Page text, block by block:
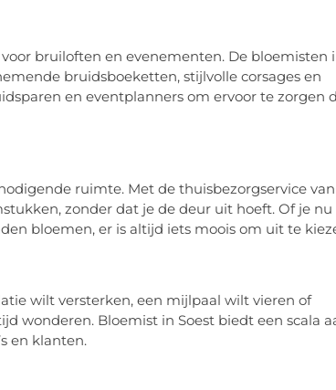
bruiloften en evenementen. De bloemisten
bruidsboeketten, stijlvolle corsages en
en eventplanners om ervoor te zorgen
ruimte. Met de thuisbezorgservice van
zonder dat je de deur uit hoeft. Of je nu
bloemen, er is altijd iets moois om uit te
wilt versterken, een mijlpaal wilt vieren of
wonderen. Bloemist in Soest biedt een scala
en klanten.